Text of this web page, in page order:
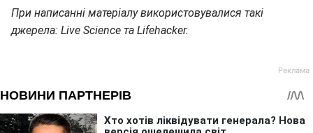
При написанні матеріалу використовувалися такі
джерела: Live Science та Lifehacker.